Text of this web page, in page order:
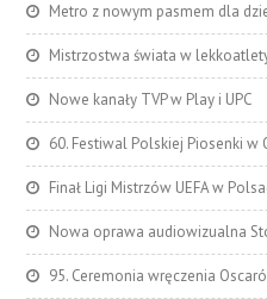
Metro z nowym pasmem dla
Mistrzostwa świata w
Nowe kanały TVP w Play i UPC
60. Festiwal Polskiej Piosenki w
Finał Ligi Mistrzów UEFA w
Nowa oprawa audiowizualna
95. Ceremonia wręczenia